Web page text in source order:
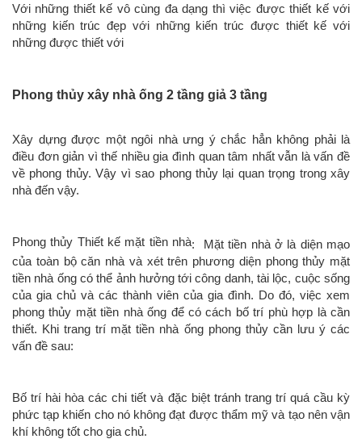
Với những thiết kế vô cùng đa dạng thì việc được thiết kế với
những kiến trúc đẹp với những kiến trúc được thiết kế với
những được thiết với
Phong thủy xây nhà ống 2 tầng giả 3 tầng
Xây dựng được một ngôi nhà ưng ý chắc hẳn không phải là
điều đơn giản vì thế nhiều gia đình quan tâm nhất vẫn là vấn đề
về phong thủy. Vậy vì sao phong thủy lại quan trọng trong xây
nhà đến vậy.
Phong thủy Thiết kế mặt tiền nhà: Mặt tiền nhà ở là diện mạo
của toàn bộ căn nhà và xét trên phương diện phong thủy mặt
tiền nhà ống có thể ảnh hưởng tới công danh, tài lộc, cuộc sống
của gia chủ và các thành viên của gia đình. Do đó, việc xem
phong thủy mặt tiền nhà ống để có cách bố trí phù hợp là cần
thiết. Khi trang trí mặt tiền nhà ống phong thủy cần lưu ý các
vấn đề sau:
Bố trí hài hòa các chi tiết và đặc biệt tránh trang trí quá cầu kỳ
phức tạp khiến cho nó không đạt được thẩm mỹ và tạo nên vận
khí không tốt cho gia chủ.